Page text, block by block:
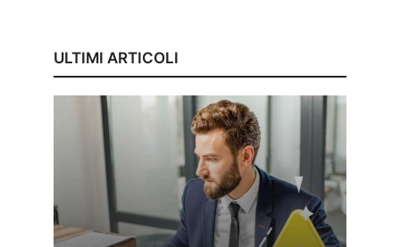
ULTIMI ARTICOLI